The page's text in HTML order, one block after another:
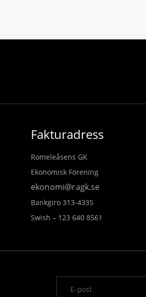
Fakturadress
Romeleåsens GK
Ekonomisk Förening
ekonomi@ragk.se
Bankgiro 313-4335
Swish – 123 640 8561